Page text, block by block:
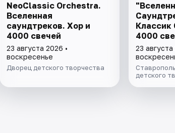
NeoClassic Orchestra.
Вселенная
саундтреков. Хор и
4000 свечей
23 августа 2026 •
воскресенье
Дворец детского творчества
Классик
4000
23 августа
детского